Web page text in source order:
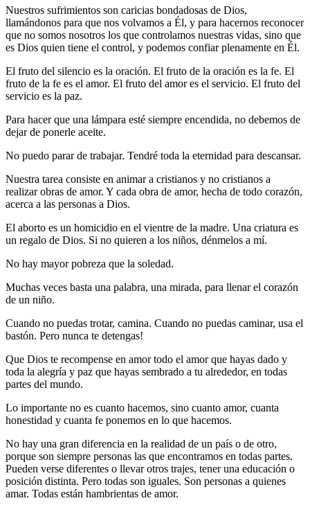
Nuestros sufrimientos son caricias bondadosas de Dios,
llamándonos para que nos volvamos a Él, y para hacernos reconocer
que no somos nosotros los que controlamos nuestras vidas, sino que
es Dios quien tiene el control, y podemos confiar plenamente en Él.
El fruto del silencio es la oración. El fruto de la oración es la fe. El
fruto de la fe es el amor. El fruto del amor es el servicio. El fruto del
servicio es la paz.
Para hacer que una lámpara esté siempre encendida, no debemos de
dejar de ponerle aceite.
No puedo parar de trabajar. Tendré toda la eternidad para descansar.
Nuestra tarea consiste en animar a cristianos y no cristianos a
realizar obras de amor. Y cada obra de amor, hecha de todo corazón,
acerca a las personas a Dios.
El aborto es un homicidio en el vientre de la madre. Una criatura es
un regalo de Dios. Si no quieren a los niños, dénmelos a mí.
No hay mayor pobreza que la soledad.
Muchas veces basta una palabra, una mirada, para llenar el corazón
de un niño.
Cuando no puedas trotar, camina. Cuando no puedas caminar, usa el
bastón. Pero nunca te detengas!
Que Dios te recompense en amor todo el amor que hayas dado y
toda la alegría y paz que hayas sembrado a tu alrededor, en todas
partes del mundo.
Lo importante no es cuanto hacemos, sino cuanto amor, cuanta
honestidad y cuanta fe ponemos en lo que hacemos.
No hay una gran diferencia en la realidad de un país o de otro,
porque son siempre personas las que encontramos en todas partes.
Pueden verse diferentes o llevar otros trajes, tener una educación o
posición distinta. Pero todas son iguales. Son personas a quienes
amar. Todas están hambrientas de amor.